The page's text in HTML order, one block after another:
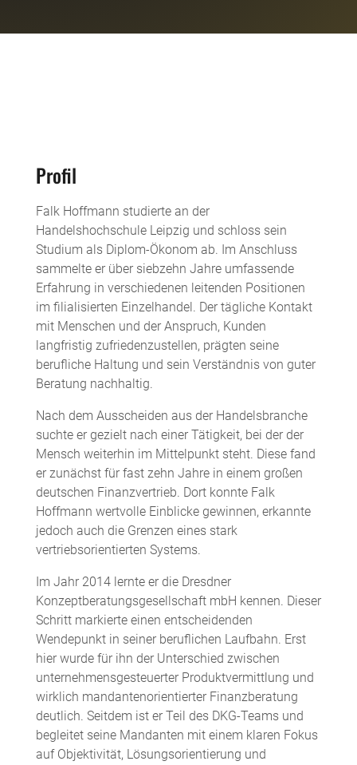
Profil
Falk Hoffmann studierte an der
Handelshochschule Leipzig und schloss sein
Studium als Diplom-Ökonom ab. Im Anschluss
sammelte er über siebzehn Jahre umfassende
Erfahrung in verschiedenen leitenden Positionen
im filialisierten Einzelhandel. Der tägliche Kontakt
mit Menschen und der Anspruch, Kunden
langfristig zufriedenzustellen, prägten seine
berufliche Haltung und sein Verständnis von guter
Beratung nachhaltig.
Nach dem Ausscheiden aus der Handelsbranche
suchte er gezielt nach einer Tätigkeit, bei der der
Mensch weiterhin im Mittelpunkt steht. Diese fand
er zunächst für fast zehn Jahre in einem großen
deutschen Finanzvertrieb. Dort konnte Falk
Hoffmann wertvolle Einblicke gewinnen, erkannte
jedoch auch die Grenzen eines stark
vertriebsorientierten Systems.
Im Jahr 2014 lernte er die Dresdner
Konzeptberatungsgesellschaft mbH kennen. Dieser
Schritt markierte einen entscheidenden
Wendepunkt in seiner beruflichen Laufbahn. Erst
hier wurde für ihn der Unterschied zwischen
unternehmensgesteuerter Produktvermittlung und
wirklich mandantenorientierter Finanzberatung
deutlich. Seitdem ist er Teil des DKG-Teams und
begleitet seine Mandanten mit einem klaren Fokus
auf Objektivität, Lösungsorientierung und